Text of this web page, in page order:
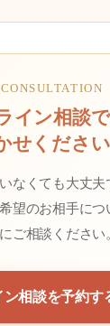
イン相談
せください
なくても大丈夫
望のお相手につ
ご相談ください
ン相談を予約す